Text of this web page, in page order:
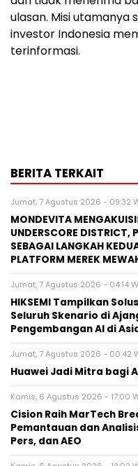
ulasan. Misi
investor Indonesia
terinformasi.
BERITA TERKAIT
Jumat, 7 Agustus 2026 - 09:32
MONDEVITA
UNDERSCORE DISTRICT,
SEBAGAI LANGKAH
PLATFORM MEREK
Jumat, 7 Agustus 2026 - 04:14
HIKSEMI Tampilkan
Seluruh Skenario di
Pengembangan AI di
Jumat, 7 Agustus 2026 - 00:42
Huawei Jadi Mitra bagi
Kamis, 6 Agustus 2026 - 17:00
Cision Raih MarTech
Pemantauan dan
Pers, dan AEO